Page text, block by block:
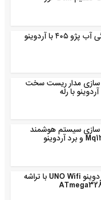
۴۰۵ با آردوینو
سازی مدار ریست سخت
با رله
سازی سیستم هوشمند
راه اندازی برد آردوینو UNO Wifi با تراشه